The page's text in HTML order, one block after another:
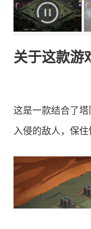
关于这款游
这是一款结合了塔
入侵的敌人，保住